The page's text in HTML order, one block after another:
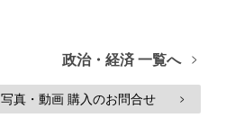
政治・経済 一覧へ >
真・動画 購入のお問合せ >